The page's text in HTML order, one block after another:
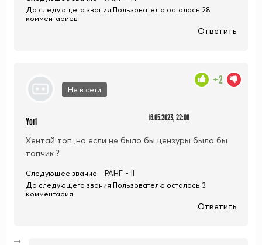
До следующего звания Пользователю осталось 28
комментариев
Ответить
Не в сети
Yori 16.05.2023, 22:08
Хентай топ ,но если не было бы цензуры было бы
топчик ?
+2
Следующее звание: РАНГ - II
До следующего звания Пользователю осталось 3
комментария
Ответить